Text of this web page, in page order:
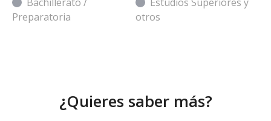
Preparatoria
otros
¿Quieres saber más?